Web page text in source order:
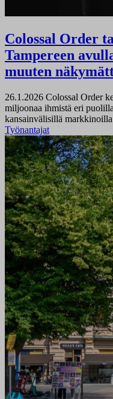
Colossal Order
Tampereen
muuten
26.1.2026 Colossal Order
miljoonaa ihmistä eri
kansainvälisillä
Työnantajat